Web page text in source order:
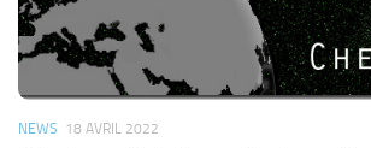
NEWS 18 AVRIL 2022